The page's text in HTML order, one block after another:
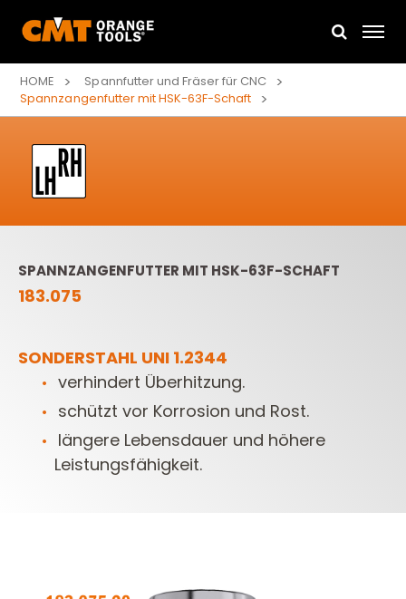
HOME
Spannfutter und Fräser für CNC
Spannzangenfutter mit HSK-63F-Schaft
SPANNZANGENFUTTER MIT HSK-63F-SCHAFT
183.075
SONDERSTAHL UNI 1.2344
verhindert Überhitzung.
schützt vor Korrosion und Rost.
längere Lebensdauer und höhere
Leistungsfähigkeit.